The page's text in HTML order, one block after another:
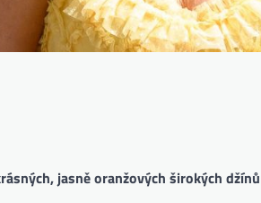
jasně oranžových širokých